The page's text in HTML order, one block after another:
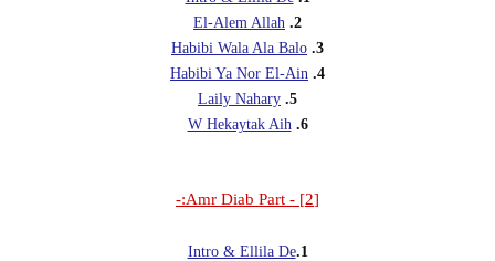
2.
El-Alem Allah
3.
Habibi Wala Ala Balo
4.
Habibi Ya Nor El-Ain
5.
Laily Nahary
6.
W Hekaytak Aih
[2] - Amr Diab Part:-
1.
Intro & Ellila De